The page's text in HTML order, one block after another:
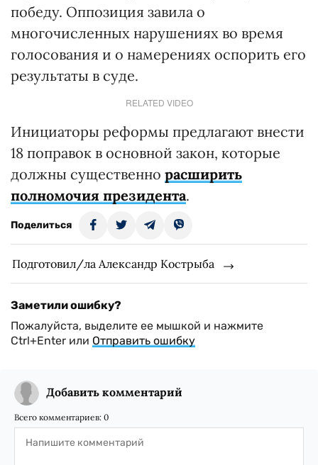
победу. Оппозиция завила о
многочисленных нарушениях во время
голосования и о намерениях оспорить его
результаты в суде.
RELATED VIDEO
Инициаторы реформы предлагают внести
18 поправок в основной закон, которые
должны существенно расширить
полномочия президента.
Поделиться
Подготовил/ла Александр Кострыба
Заметили ошибку?
Пожалуйста, выделите ее мышкой и нажмите
Ctrl+Enter или Отправить ошибку
Добавить комментарий
Всего комментариев: 0